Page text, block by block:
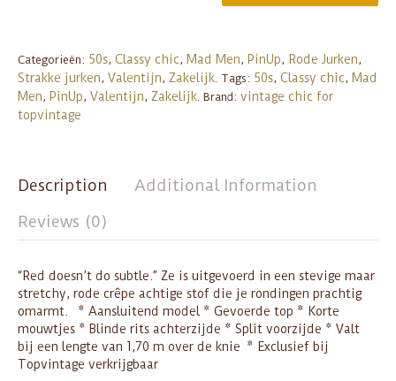
Categorieën: 50s, Classy chic, Mad Men, PinUp, Rode Jurken,
Strakke jurken, Valentijn, Zakelijk. Tags: 50s, Classy chic, Mad
Men, PinUp, Valentijn, Zakelijk. Brand: vintage chic for
topvintage
Description
Additional Information
Reviews (0)
“Red doesn’t do subtle.” Ze is uitgevoerd in een stevige maar
stretchy, rode crêpe achtige stof die je rondingen prachtig
omarmt. * Aansluitend model * Gevoerde top * Korte
mouwtjes * Blinde rits achterzijde * Split voorzijde * Valt
bij een lengte van 1,70 m over de knie * Exclusief bij
Topvintage verkrijgbaar